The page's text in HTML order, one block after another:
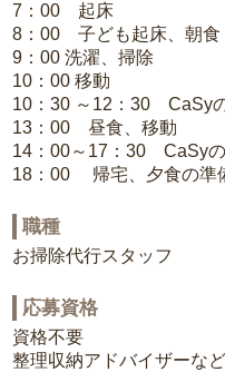
7：00 起床
8：00 子ども起床、朝食
9：00 洗濯、掃除
10：00 移動
10：30 ～12：30 CaSy
13：00 昼食、移動
14：00～17：30 CaSy
18：00 帰宅、夕食の準
職種
お掃除代行スタッフ
応募資格
資格不要
整理収納アドバイザーな